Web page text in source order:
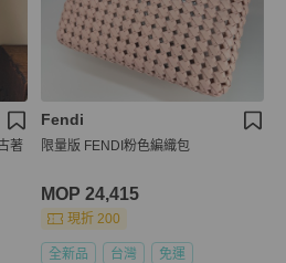
著
Fendi
限量版 FENDI粉色編織包
MOP 24,415
現折 200
全新品 台灣 免運